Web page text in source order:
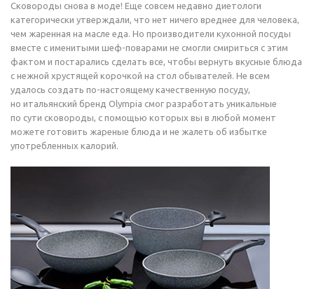
Сковороды снова в моде! Еще совсем недавно диетологи
категорически утверждали, что нет ничего вреднее для человека,
чем жаренная на масле еда. Но производители кухонной посуды
вместе с именитыми шеф-поварами не смогли смириться с этим
фактом и постарались сделать все, чтобы вернуть вкусные блюда
с нежной хрустящей корочкой на стол обывателей. Не всем
удалось создать по-настоящему качественную посуду,
но итальянский бренд Olympia смог разработать уникальные
по сути сковороды, с помощью которых вы в любой момент
можете готовить жареные блюда и не жалеть об избытке
употребленных калорий.